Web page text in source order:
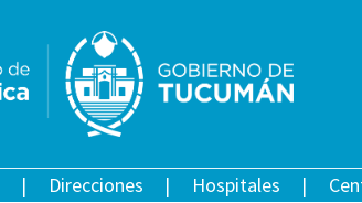
Direcciones Hospitales